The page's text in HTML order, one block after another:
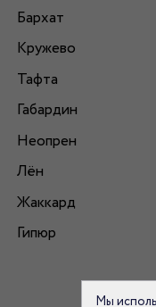
Бархат
Кружево
Тафта
Габардин
Неопрен
Лён
Жаккард
Гипюр
Мы